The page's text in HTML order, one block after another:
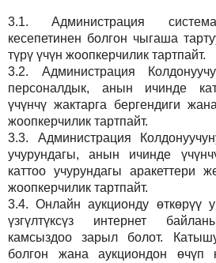
3.1.Администрация
кесепетинен болгон чыгаша
түрү үчүн жоопкерчилик тартпайт.
3.2. Администрация
персоналдык, анын ичинде
үчүнчү жактарга бергендиги
жоопкерчилик тартпайт.
3.3. Администрация
учурундагы, анын ичинде
каттоо учурундагы аракеттери
жоопкерчилик тартпайт.
3.4.Онлайн аукционду өткөрүү
үзгүлтүксүз интернет
камсыздоозарыл болот.
болгон жана аукциондон өчүп